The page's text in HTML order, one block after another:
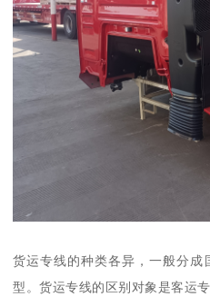
货运专线的种类各异，一般分
型。货运专线的区别对象是客运